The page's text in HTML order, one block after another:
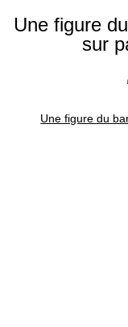
Une figure
sur
Une figure du